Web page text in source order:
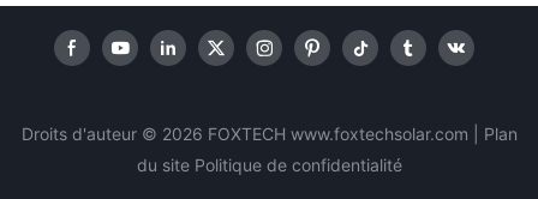
Droits d'auteur © 2026 FOXTECH www.foxtechsolar.com
Plan
du site Politiquede confidentialité